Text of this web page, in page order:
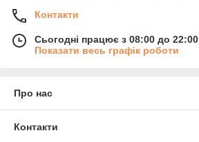
Контакти
Сьогодні працює з 08:00 до 22:00
Показати весь графік роботи
Про нас
Контакти